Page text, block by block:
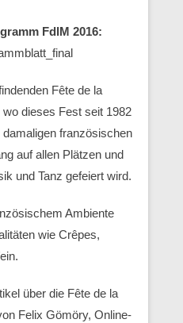
FdlM 2016:
Fête de la
dieses Fest seit 1982
französischen
auf allen Plätzen und
und Tanz gefeiert wird.
Ambiente
wie Crêpes,
über die Fête de la
Felix Gömöry, Online-